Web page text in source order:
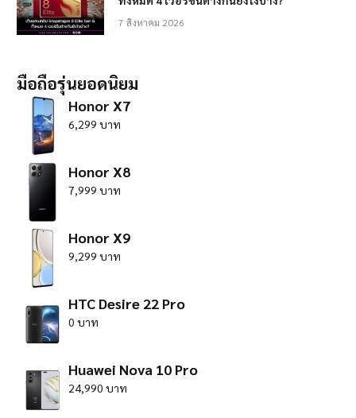
7 สิงหาคม 2026
มือถือรุ่นยอดนิยม
Honor X7
6,299 บาท
Honor X8
7,999 บาท
Honor X9
9,299 บาท
HTC Desire 22 Pro
0 บาท
Huawei Nova 10 Pro
24,990 บาท